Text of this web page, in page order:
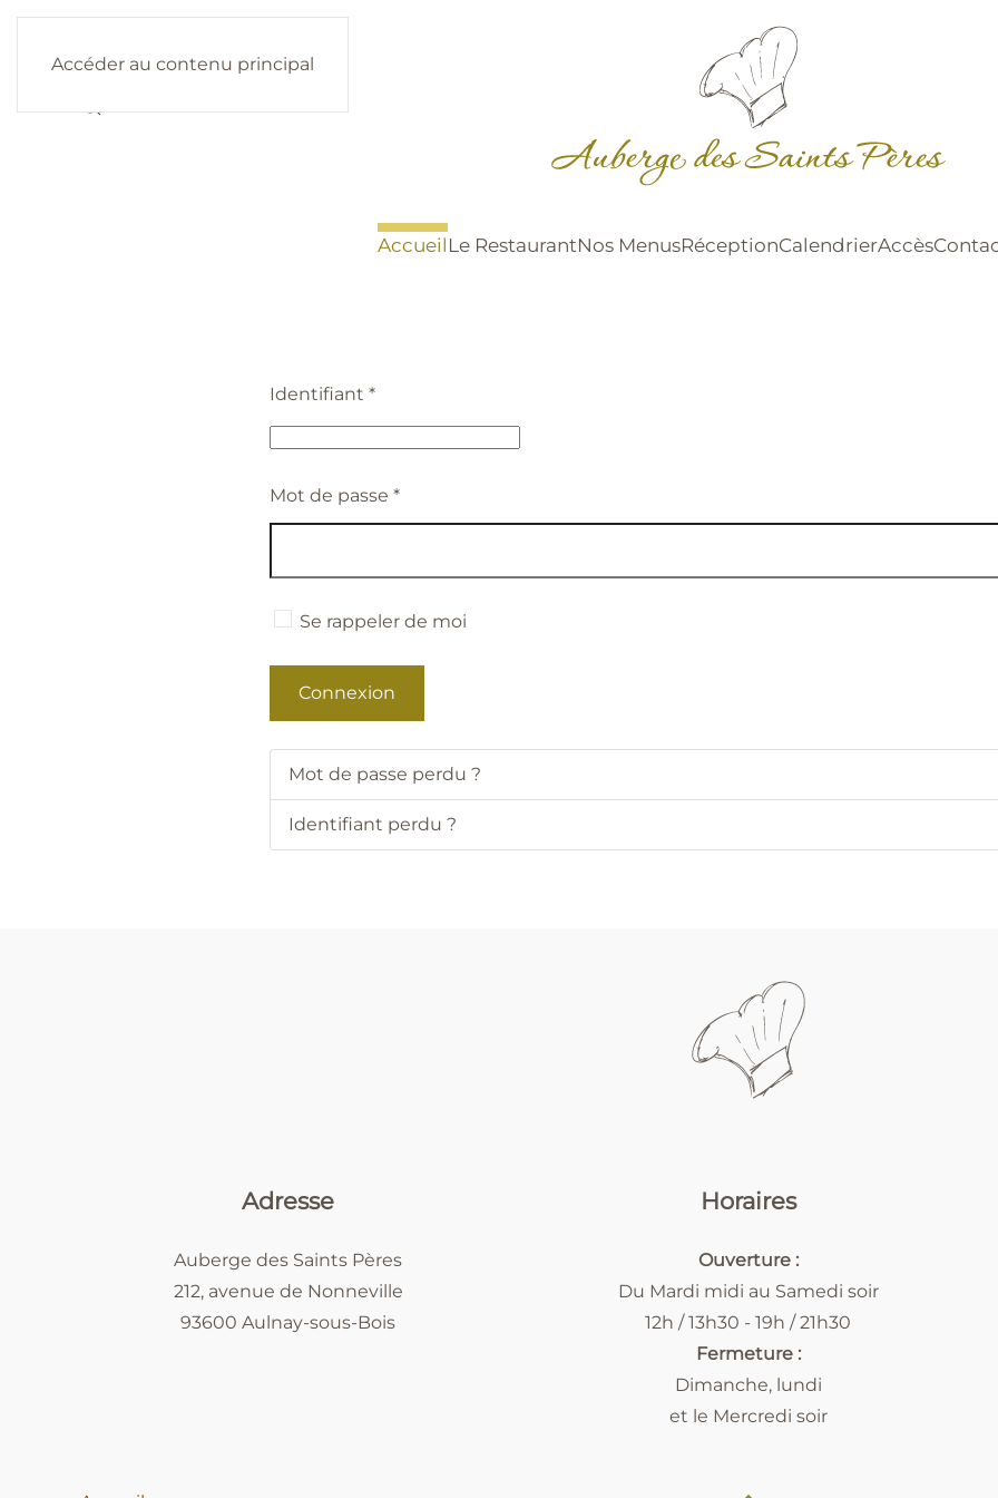
Accéder au contenu principal
Accueil Le RestaurantNos MenusRéceptionCalendrierAccès
Identifiant *
Mot de passe *
Se rappeler de moi
Connexion
Mot de passe perdu ?
Identifiant perdu ?
Adresse
Auberge des Saints Pères
212, avenue de Nonneville
93600 Aulnay-sous-Bois
Horaires
Ouverture :
Du Mardi midi au Samedi soir
12h / 13h30 - 19h / 21h30
Fermeture :
Dimanche, lundi
et le Mercredi soir